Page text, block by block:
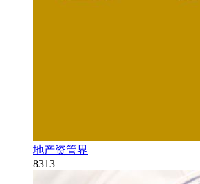
地产资管界
8313